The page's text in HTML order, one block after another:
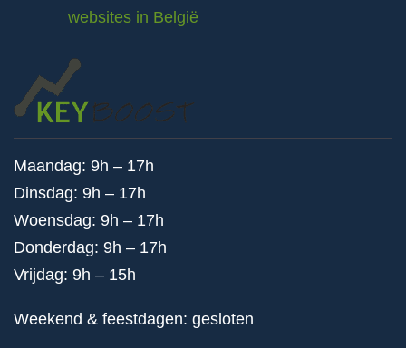
websites in België
Maandag: 9h – 17h
Dinsdag: 9h – 17h
Woensdag: 9h – 17h
Donderdag: 9h – 17h
Vrijdag: 9h – 15h
Weekend & feestdagen: gesloten